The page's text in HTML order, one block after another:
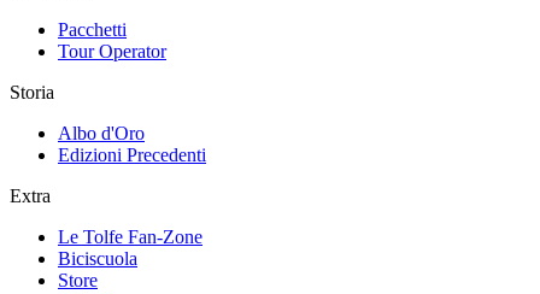
Pacchetti
Tour Operator
Storia
Albo d'Oro
Edizioni Precedenti
Extra
Le Tolfe Fan-Zone
Biciscuola
Store